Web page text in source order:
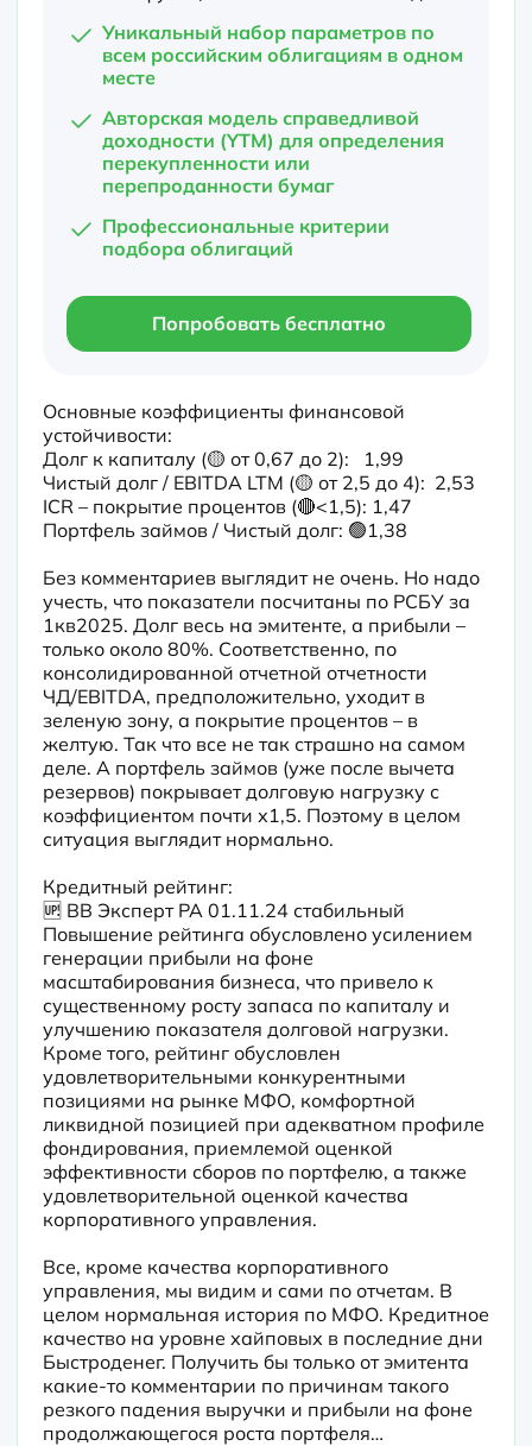
Уникальный набор параметров по
всем российским облигациям в одном
месте
Авторская модель справедливой
доходности (YTM) для определения
перекупленности или
перепроданности бумаг
Профессиональные критерии
подбора облигаций
Попробовать бесплатно
Основные коэффициенты финансовой
устойчивости:
Долг к капиталу (🟡 от 0,67 до 2):   1,99
Чистый долг / EBITDA LTM (🟡 от 2,5 до 4):  2,53
ICR – покрытие процентов (🔴<1,5): 1,47
Портфель займов / Чистый долг: 🟢1,38
Без комментариев выглядит не очень. Но надо
учесть, что показатели посчитаны по РСБУ за
1кв2025. Долг весь на эмитенте, а прибыли –
только около 80%. Соответственно, по
консолидированной отчетной отчетности
ЧД/EBITDA, предположительно, уходит в
зеленую зону, а покрытие процентов – в
желтую. Так что все не так страшно на самом
деле. А портфель займов (уже после вычета
резервов) покрывает долговую нагрузку с
коэффициентом почти х1,5. Поэтому в целом
ситуация выглядит нормально.
Кредитный рейтинг:
🆙 BB Эксперт РА 01.11.24 стабильный
Повышение рейтинга обусловлено усилением
генерации прибыли на фоне
масштабирования бизнеса, что привело к
существенному росту запаса по капиталу и
улучшению показателя долговой нагрузки.
Кроме того, рейтинг обусловлен
удовлетворительными конкурентными
позициями на рынке МФО, комфортной
ликвидной позицией при адекватном профиле
фондирования, приемлемой оценкой
эффективности сборов по портфелю, а также
удовлетворительной оценкой качества
корпоративного управления.
Все, кроме качества корпоративного
управления, мы видим и сами по отчетам. В
целом нормальная история по МФО. Кредитное
качество на уровне хайповых в последние дни
Быстроденег. Получить бы только от эмитента
какие-то комментарии по причинам такого
резкого падения выручки и прибыли на фоне
продолжающегося роста портфеля…